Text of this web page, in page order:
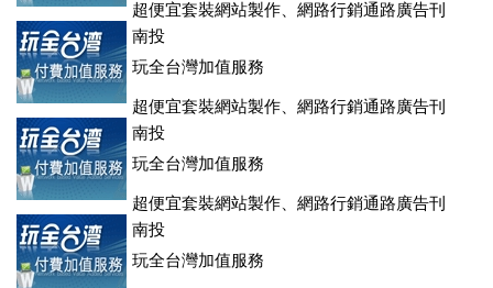
超便宜套裝網站製作、網路行銷通路廣告刊
登、訂房系統、客房委託旅行社銷售，全面優惠中....
南投
玩全台灣加值服務
超便宜套裝網站製作、網路行銷通路廣告刊
登、訂房系統、客房委託旅行社銷售，全面優惠中....
南投
玩全台灣加值服務
超便宜套裝網站製作、網路行銷通路廣告刊
登、訂房系統、客房委託旅行社銷售，全面優惠中....
南投
玩全台灣加值服務